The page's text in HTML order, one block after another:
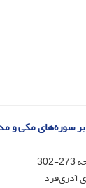
سوره‌های مکی و
273-302
آذری‌فرد